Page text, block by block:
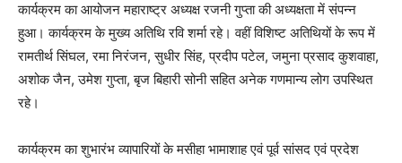
कार्यक्रम का आयोजन महाराष्ट्र अध्यक्ष रजनी गुप्ता की अध्यक्षता में संपन्न
हुआ। कार्यक्रम के मुख्य अतिथि रवि शर्मा रहे। वहीं विशिष्ट अतिथियों के रूप में
रामतीर्थ सिंघल, रमा निरंजन, सुधीर सिंह, प्रदीप पटेल, जमुना प्रसाद कुशवाहा,
अशोक जैन, उमेश गुप्ता, बृज बिहारी सोनी सहित अनेक गणमान्य लोग उपस्थित
रहे।
कार्यक्रम का शुभारंभ व्यापारियों के मसीहा भामाशाह एवं पूर्व सांसद एवं प्रदेश